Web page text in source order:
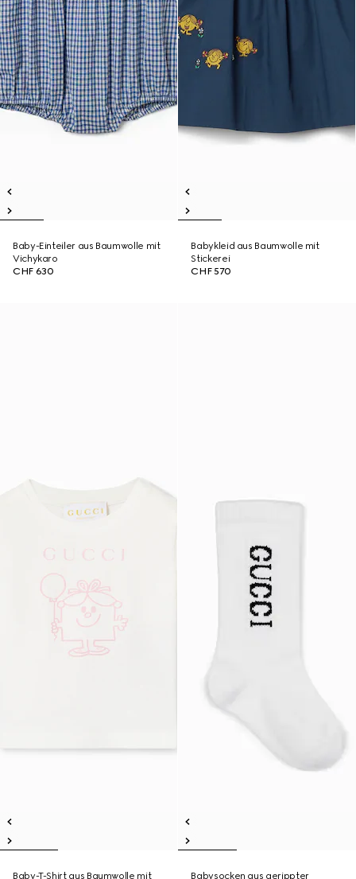
Baby-Einteiler aus Baumwolle mit
Vichykaro
CHF 630
Babykleid aus Baumwolle mit
Stickerei
CHF 570
Baby-T-Shirt aus Baumwolle mit Babysocken aus gerippter